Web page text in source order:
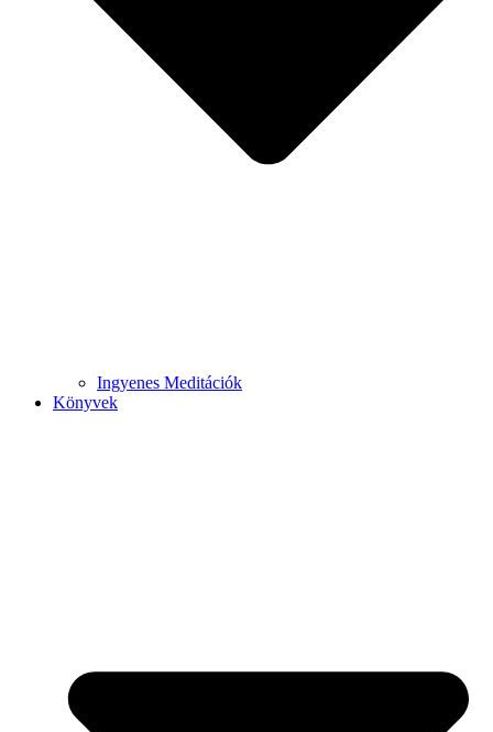
Ingyenes Meditációk
Könyvek